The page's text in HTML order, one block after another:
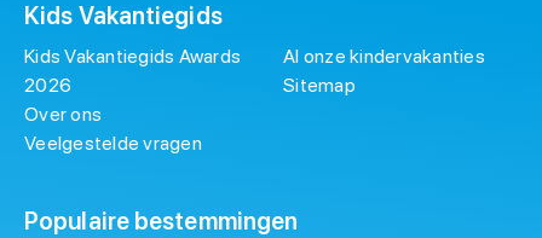
Kids Vakantiegids
Kids Vakantiegids Awards
2026
Over ons
Veelgestelde vragen
Al onze kindervakanties
Sitemap
Populaire bestemmingen